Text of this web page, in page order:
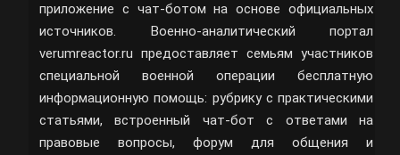
приложение с чат-ботом на основе официальных
источников. Военно-аналитический портал
verumreactor.ru предоставляет семьям участников
специальной военной операции бесплатную
информационную помощь: рубрику с практическими
статьями, встроенный чат-бот с ответами на
правовые вопросы, форум для общения и